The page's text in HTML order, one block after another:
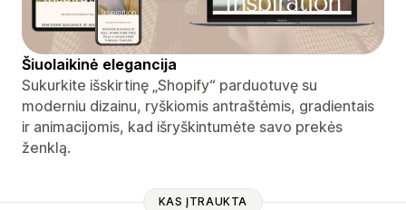
Šiuolaikinė elegancija
Sukurkite išskirtinę „Shopify“ parduotuvę su
moderniu dizainu, ryškiomis antraštėmis, gradientais
ir animacijomis, kad išryškintumėte savo prekės
ženklą.
KAS ĮTRAUKTA